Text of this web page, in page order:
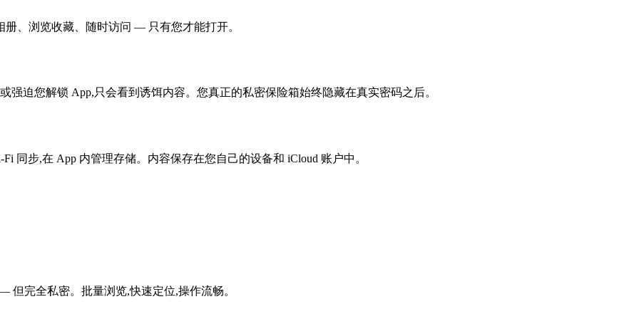
、浏览收藏、随时访问 — 只有您才能打开。
强迫您解锁 App,只会看到诱饵内容。您真正的私密保险箱始终隐藏在真实密码之后。
同步,在 App 内管理存储。内容保存在您自己的设备和 iCloud 账户中。
完全私密。批量浏览,快速定位,操作流畅。